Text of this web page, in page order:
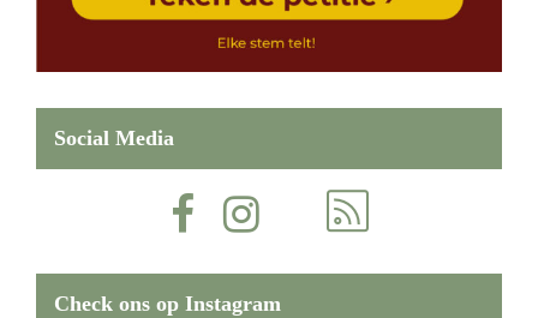
Social Media
Check ons op Instagram